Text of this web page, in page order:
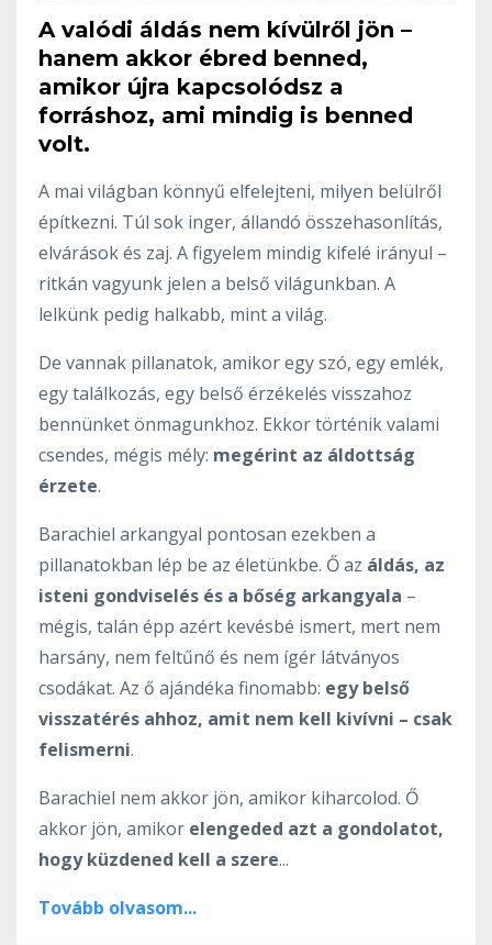
A valódi áldás nem kívülről jön –
hanem akkor ébred benned,
amikor újra kapcsolódsz a
forráshoz, ami mindig is benned
volt.
A mai világban könnyű elfelejteni, milyen belülről
építkezni. Túl sok inger, állandó összehasonlítás,
elvárások és zaj. A figyelem mindig kifelé irányul –
ritkán vagyunk jelen a belső világunkban. A
lelkünk pedig halkabb, mint a világ.
De vannak pillanatok, amikor egy szó, egy emlék,
egy találkozás, egy belső érzékelés visszahoz
bennünket önmagunkhoz. Ekkor történik valami
csendes, mégis mély: megérint az áldottság
érzete.
Barachiel arkangyal pontosan ezekben a
pillanatokban lép be az életünkbe. Ő az áldás, az
isteni gondviselés és a bőség arkangyala –
mégis, talán épp azért kevésbé ismert, mert nem
harsány, nem feltűnő és nem ígér látványos
csodákat. Az ő ajándéka finomabb: egy belső
visszatérés ahhoz, amit nem kell kivívni – csak
felismerni.
Barachiel nem akkor jön, amikor kiharcolod. Ő
akkor jön, amikor elengeded azt a gondolatot,
hogy küzdened kell a szere...
Tovább olvasom...